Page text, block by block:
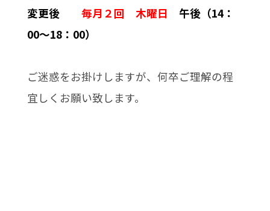
変更後
毎月２回 木曜日 午後（14：
00～18：00）
ご迷惑をお掛けしますが、何卒ご理解の程
宜しくお願い致します。